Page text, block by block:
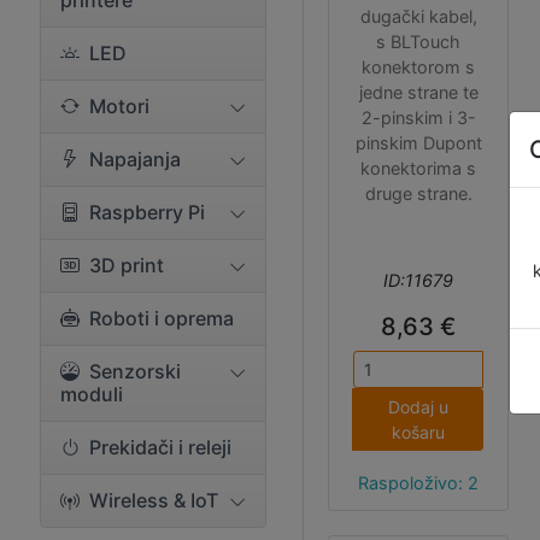
LED
Motori
Napajanja
Raspberry Pi
3D print
Roboti i oprema
Senzorski
moduli
Prekidači i releji
Wireless & IoT
dugački kabel,
s BLTouch
konektorom s
jedne strane te
2-pinskim i 3-
pinskim Dupont
konektorima s
druge strane.
ID:11679
8,63 €
Dodaj u
košaru
Raspoloživo: 2